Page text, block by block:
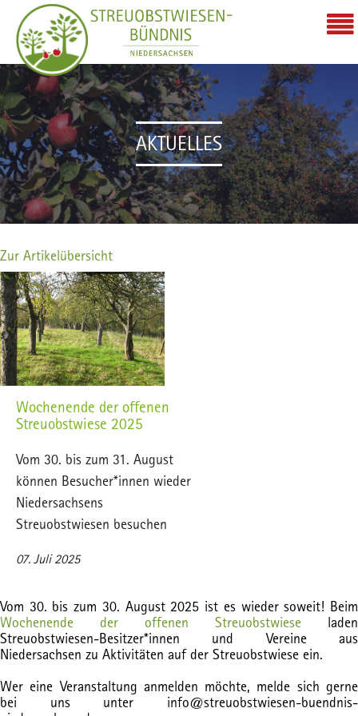
AKTUELLES
Zur Artikelübersicht
Wochenende der offenen
Streuobstwiese 2025
Vom 30. bis zum 31. August
können Besucher*innen wieder
Niedersachsens
Streuobstwiesen besuchen
07. Juli 2025
Vom 30. bis zum 30. August 2025 ist es wieder soweit! Beim
Wochenende der offenen Streuobstwiese laden
Streuobstwiesen-Besitzer*innen und Vereine aus
Niedersachsen zu Aktivitäten auf der Streuobstwiese ein.
Wer eine Veranstaltung anmelden möchte, melde sich gerne
bei uns unter info@streuobstwiesen-buendnis-